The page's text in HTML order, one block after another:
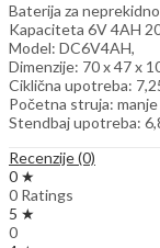
Baterija za
Kapaciteta 6V 4AH
Model: DC6V4AH,
Dimenzije: 70 x 47 x
Ciklična upotreba:
Početna struja: manje
Stendbaj upotreba:
Recenzije (0)
0 ★
0 Ratings
5 ★
0